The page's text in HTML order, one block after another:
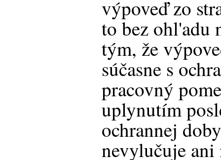
výpoveď zo
to bez ohl'adu
tým, že
súčasne s
pracovný
uplynutím
ochrannej
nevylučuje ani